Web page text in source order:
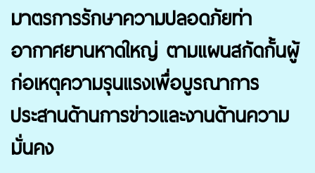
มาตรการรักษาความปลอดภัยท่า
อากาศยานหาดใหญ่ ตามแผนสกัดกั้นผู้
ก่อเหตุความรุนแรงเพื่อบูรณาการ
ประสานด้านการข่าวและงานด้านความ
มั่นคง